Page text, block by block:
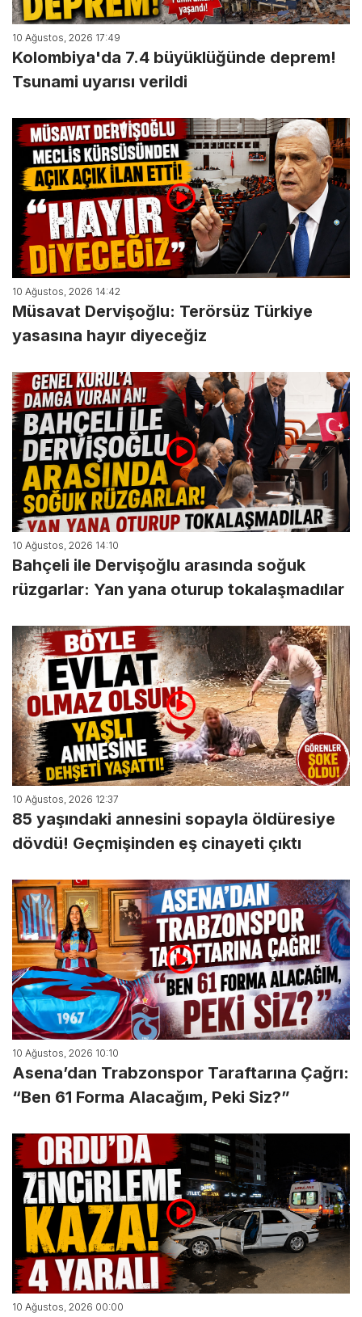
10 Ağustos, 2026 17:49
Kolombiya'da 7.4 büyüklüğünde deprem!
Tsunami uyarısı verildi
10 Ağustos, 2026 14:42
Müsavat Dervişoğlu: Terörsüz Türkiye
yasasına hayır diyeceğiz
10 Ağustos, 2026 14:10
Bahçeli ile Dervişoğlu arasında soğuk
rüzgarlar: Yan yana oturup tokalaşmadılar
10 Ağustos, 2026 12:37
85 yaşındaki annesini sopayla öldüresiye
dövdü! Geçmişinden eş cinayeti çıktı
10 Ağustos, 2026 10:10
Asena’dan Trabzonspor Taraftarına Çağrı:
“Ben 61 Forma Alacağım, Peki Siz?”
10 Ağustos, 2026 00:00